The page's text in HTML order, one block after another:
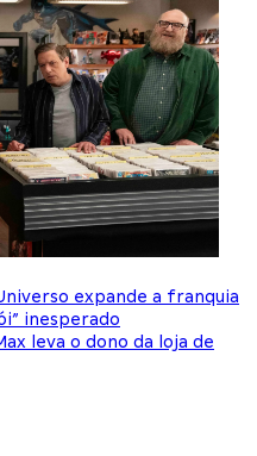
expande a franquia
inesperado
leva o dono da loja de